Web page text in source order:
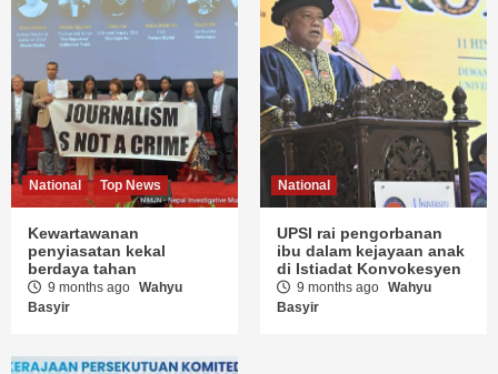
National Top News
Kewartawanan
penyiasatan kekal
berdaya tahan
9 months ago Wahyu
Basyir
National
UPSI rai pengorbanan
ibu dalam kejayaan anak
di Istiadat Konvokesyen
9 months ago Wahyu
Basyir